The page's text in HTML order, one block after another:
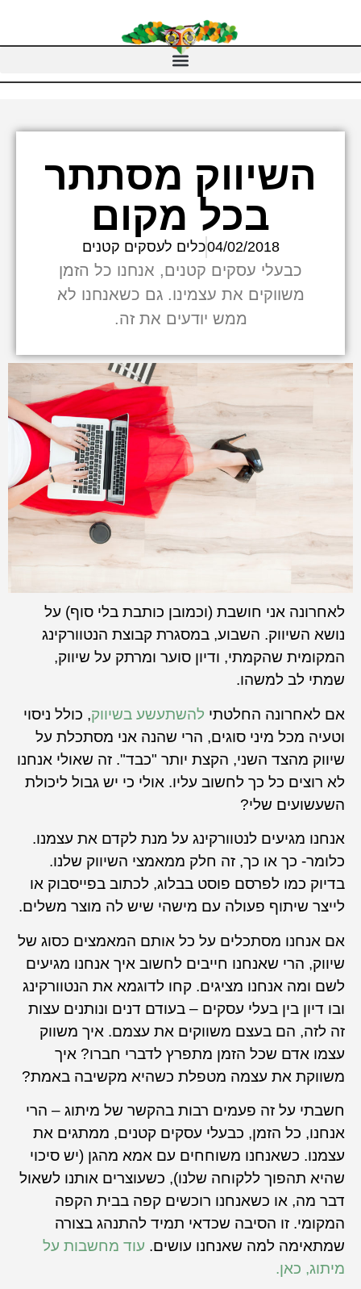
השיווק מסתתר
בכל מקום
04/02/2018כלים לעסקים קטנים
כבעלי עסקים קטנים, אנחנו כל הזמן
משווקים את עצמינו. גם כשאנחנו לא
ממש יודעים את זה.
לאחרונה אני חושבת (וכמובן כותבת בלי סוף) על
נושא השיווק. השבוע, במסגרת קבוצת הנטוורקינג
המקומית שהקמתי, ודיון סוער ומרתק על שיווק,
שמתי לב למשהו.
אם לאחרונה החלטתי להשתעשע בשיווק, כולל ניסוי
וטעיה מכל מיני סוגים, הרי שהנה אני מסתכלת על
שיווק מהצד השני, הקצת יותר "כבד". זה שאולי אנחנו
לא רוצים כל כך לחשוב עליו. אולי כי יש גבול ליכולת
השעשועים שלי?
אנחנו מגיעים לנטוורקינג על מנת לקדם את עצמנו.
כלומר- כך או כך, זה חלק ממאמצי השיווק שלנו.
בדיוק כמו לפרסם פוסט בבלוג, לכתוב בפייסבוק או
לייצר שיתוף פעולה עם מישהי שיש לה מוצר משלים.
אם אנחנו מסתכלים על כל אותם המאמצים כסוג של
שיווק, הרי שאנחנו חייבים לחשוב איך אנחנו מגיעים
לשם ומה אנחנו מציגים. קחו לדוגמא את הנטוורקינג
ובו דיון בין בעלי עסקים – בעודם דנים ונותנים עצות
זה לזה, הם בעצם משווקים את עצמם. איך משווק
עצמו אדם שכל הזמן מתפרץ לדברי חברו? איך
משווקת את עצמה מטפלת כשהיא מקשיבה באמת?
חשבתי על זה פעמים רבות בהקשר של מיתוג – הרי
אנחנו, כל הזמן, כבעלי עסקים קטנים, ממתגים את
עצמנו. כשאנחנו משוחחים עם אמא מהגן (יש סיכוי
שהיא תהפוך ללקוחה שלנו), כשעוצרים אותנו לשאול
דבר מה, או כשאנחנו רוכשים קפה בבית הקפה
המקומי. זו הסיבה שכדאי תמיד להתנהג בצורה
שמתאימה למה שאנחנו עושים. עוד מחשבות על
מיתוג, כאן.